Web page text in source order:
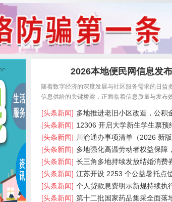
2026本地便民网信息发
随着数字经济的深度发展与社区服务需求的日
信息供给的关键桥梁，正面临着信息质量与发布
[头条新闻] 多地推进老旧小区改造，公积
[头条新闻] 12306 开启大学新生学生票预
[头条新闻] 川渝通办事项清单（2026 新
[头条新闻] 多地强化高温劳动者权益保障
[头条新闻] 长三角多地持续发放结婚消费
[头条新闻] 江苏开设 2253 个公益暑托点
[头条新闻] 个人贷款息费明示新规持续执
[头条新闻] 第十二批国家药品集采全面落